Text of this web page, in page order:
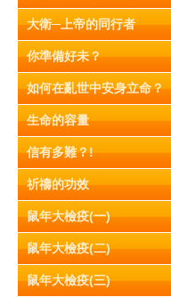
大衛─上帝的同行者
你準備好未？
如何在亂世中安身立命？
生命的容量
信有多難？!
祈禱的功效
鼠年大檢疫(一)
鼠年大檢疫(二)
鼠年大檢疫(三)